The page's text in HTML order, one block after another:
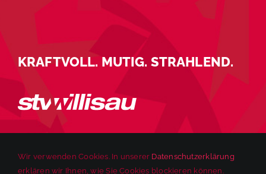
KRAFTVOLL. MUTIG. STRAHLEND.
Wir verwenden Cookies. In unserer Datenschutzerklärung
erklären wir Ihnen, wie Sie Cookies blockieren können.